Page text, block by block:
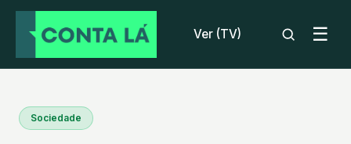
Ver (TV) ☰
Sociedade